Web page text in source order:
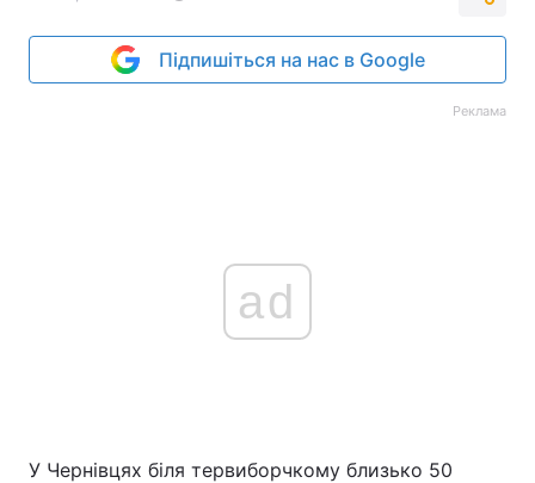
Підпишіться на нас в Google
Реклама
ad
У Чернівцях біля тервиборчкому близько 50